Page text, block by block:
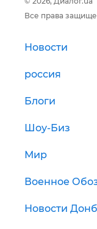
Все права
Новости
россия
Блоги
Шоу-Биз
Мир
Военное
Новости